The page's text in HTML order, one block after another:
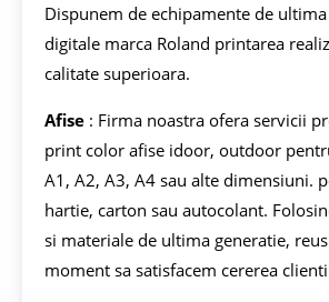
Dispunem de echipamente de
digitale marca Roland printarea
calitate superioara.
Afise : Firma noastra ofera servicii
print color afise idoor, outdoor
A1, A2, A3, A4 sau alte dimensiuni.
hartie, carton sau autocolant.
si materiale de ultima generatie,
moment sa satisfacem cererea